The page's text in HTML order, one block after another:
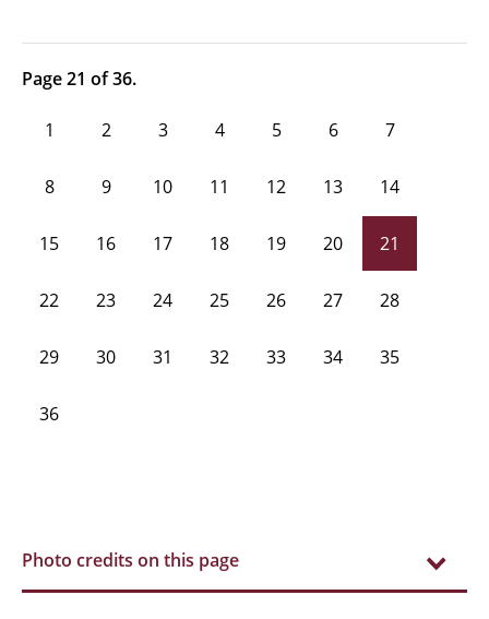
Page 21 of 36.
1 2 3 4 5 6 7
8 9 10 11 12 13 14
15 16 17 18 19 20 21
22 23 24 25 26 27 28
29 30 31 32 33 34 35
36
Photo credits on this page